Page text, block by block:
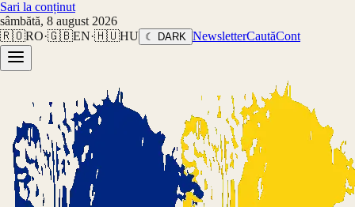
Sari la conținut
sâmbătă, 8 august 2026
🇷🇴RO·🇬🇧EN·🇭🇺HU ☾ DARK NewsletterCautăCont